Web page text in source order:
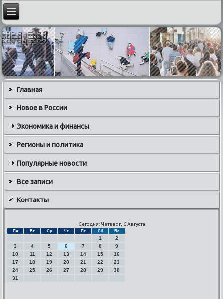
Главная
Новое в России
Экономика и финансы
Регионы и политика
Популярные новости
Все записи
Контакты
Сегодня: Четверг, 6 Августа
Пн Вт Ср Чт Пт Сб Вс
1
2
3
4 5 6 7 8
9
10
11 12 13 14 15
16
17
18 19 20 21 22
23
24
25 26 27 28 29
30
31